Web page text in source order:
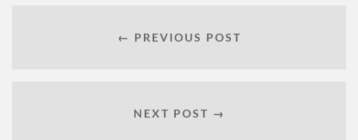
← PREVIOUS POST
NEXT POST →